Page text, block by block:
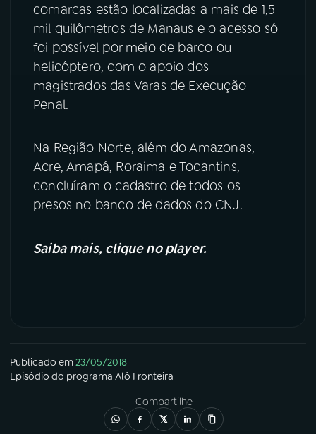
comarcas estão localizadas a mais de 1,5
mil quilômetros de Manaus e o acesso só
foi possível por meio de barco ou
helicóptero, com o apoio dos
magistrados das Varas de Execução
Penal.
Na Região Norte, além do Amazonas,
Acre, Amapá, Roraima e Tocantins,
concluíram o cadastro de todos os
presos no banco de dados do CNJ.
Saiba mais, clique no player.
Publicado em23/05/2018
Episódio do programa Alô Fronteira
Compartilhe